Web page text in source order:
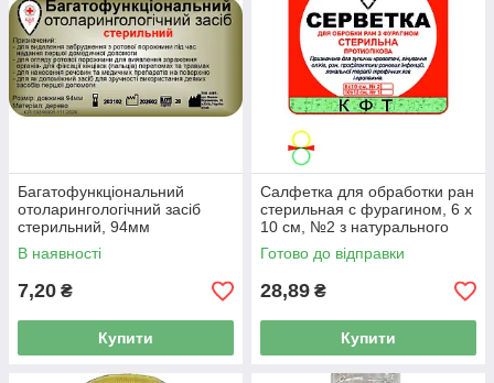
Багатофункціональний
отоларингологічний засіб
стерильний, 94мм
В наявності
7,20 ₴
Купити
Салфетка для обработки ран
стерильная с фурагином, 6 x
10 см, №2 з натурального
матеріалу, тактична
Готово до відправки
28,89 ₴
Купити